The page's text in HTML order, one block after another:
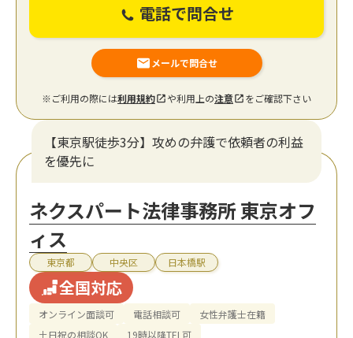
電話で問合せ
メールで問合せ
※ご利用の際には利用規約 や利用上の注意 をご確認下さい
【東京駅徒歩3分】攻めの弁護で依頼者の利益
を優先に
ネクスパート法律事務所 東京オフ
ィス
東京都 中央区 日本橋駅
全国対応
オンライン面談可 電話相談可
女性弁護士在籍
土日祝の相談OK
19時以降TEL可